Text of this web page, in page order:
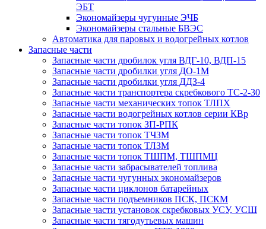
ЭБТ
Экономайзеры чугунные ЭЧБ
Экономайзеры стальные БВЭС
Автоматика для паровых и водогрейных котлов
Запасные части
Запасные части дробилок угля ВДГ-10, ВДП-15
Запасные части дробилки угля ДО-1М
Запасные части дробилки угля ДДЗ-4
Запасные части транспортера скребкового ТС-2-30
Запасные части механических топок ТЛПХ
Запасные части водогрейных котлов серии КВр
Запасные части топок ЗП-РПК
Запасные части топок ТЧЗМ
Запасные части топок ТЛЗМ
Запасные части топок ТШПМ, ТШПМЦ
Запасные части забрасывателей топлива
Запасные части чугунных экономайзеров
Запасные части циклонов батарейных
Запасные части подъемников ПСК, ПСКМ
Запасные части установок скребковых УСУ, УСШ
Запасные части тягодутьевых машин